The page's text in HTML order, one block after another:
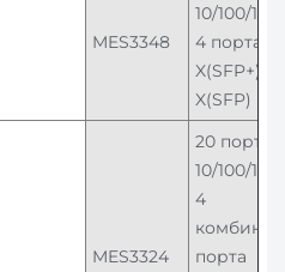
MES3348
10/100/
4 порта
X(SFP+)/
X(SFP)
MES3324
20 портов
10/100/
4
порта